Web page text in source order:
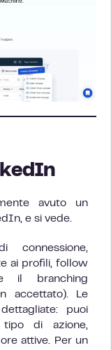
avuto un
e si vede.
ai profili, follow
il branching
accettato). Le
puoi
di azione,
attive. Per un